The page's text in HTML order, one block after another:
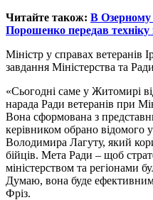
Читайте також: В
Порошенко передав
Міністр у справах ветеранів
завдання Міністерства та
«Сьогодні саме у Житомирі
нарада Ради ветеранів при
Вона сформована з
керівником обрано
Володимира Лагуту, який
бійців. Мета Ради – щоб
міністерством та регіонами
Думаю, вона буде
Фріз.